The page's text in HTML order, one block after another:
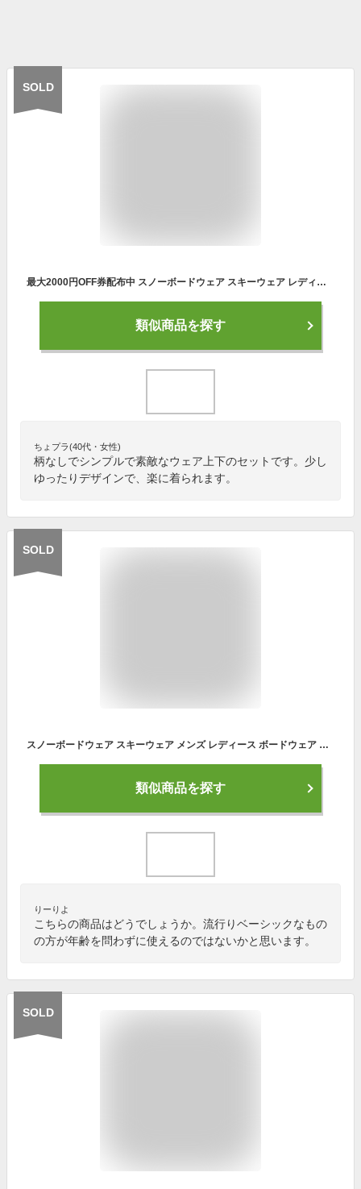
SOLD
最大2000円OFF券配布中 スノーボードウェア スキーウェア レディース オーバーサイズ ボードウェア スノボウェア 上下セット スノボ ウェア スノーボード スノボー スキー スノボーウェア スノーウェア ジャケット パンツ 大きい ウエア メンズ キッズ も 激安 ISET-50
類似商品を探す
ちょプラ(40代・女性)
柄なしでシンプルで素敵なウェア上下のセットです。少し
ゆったりデザインで、楽に着られます。
SOLD
スノーボードウェア スキーウェア メンズ レディース ボードウェア スノボウェア 上下セット スノボ ウェア スノーボード スノボー スキー スノボーウェア スノーウェア ジャケット パンツ おしゃれ 大きいサイズ ウエア 激安 PSET-40
類似商品を探す
りーりよ
こちらの商品はどうでしょうか。流行りベーシックなもの
の方が年齢を問わずに使えるのではないかと思います。
SOLD